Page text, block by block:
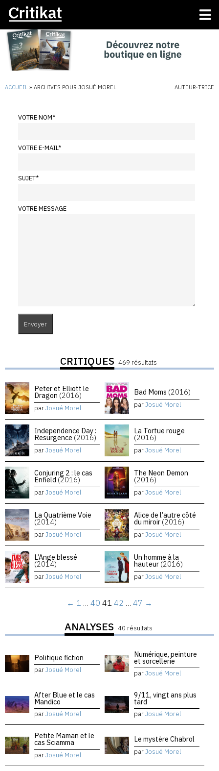
ACCUEIL » ARCHIVES POUR JOSUÉ MOREL AUTEUR·TRICE
VOTRE NOM*
VOTRE E-MAIL*
SUJET*
VOTRE MESSAGE
CRITIQUES 469 résultats
Peter et Elliott le
Dragon (2016)
parJosué Morel
Bad Moms (2016)
parJosué Morel
Independence Day :
Resurgence (2016)
parJosué Morel
La Tortue rouge
(2016)
parJosué Morel
Conjuring 2 : le cas
Enfield (2016)
parJosué Morel
The Neon Demon
(2016)
parJosué Morel
La Quatrième Voie
(2014)
parJosué Morel
Alice de l’autre côté
du miroir (2016)
parJosué Morel
L’Ange blessé
(2014)
parJosué Morel
Un homme à la
hauteur (2016)
parJosué Morel
← 1 … 40 41 42 … 47 →
ANALYSES 40 résultats
Politique fiction
parJosué Morel
Numérique, peinture
et sorcellerie
parJosué Morel
After Blue et le cas
Mandico
parJosué Morel
9/11, vingt ans plus
tard
parJosué Morel
Petite Maman et le
cas Sciamma
parJosué Morel
Le mystère Chabrol
parJosué Morel